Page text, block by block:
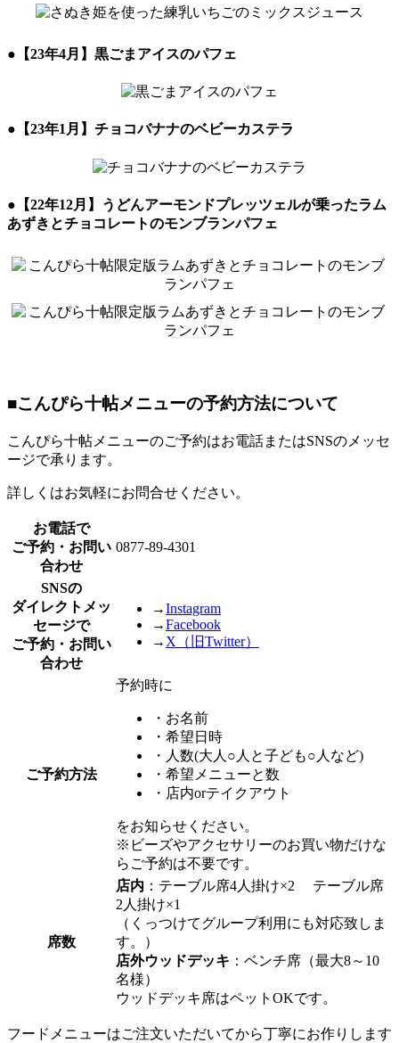
● 【23年4月】黒ごまアイスのパフェ
● 【23年1月】チョコバナナのベビーカステラ
● 【22年12月】うどんアーモンドプレッツェルが乗ったラム
あずきとチョコレートのモンブランパフェ
■こんぴら十帖メニューの予約方法について
こんぴら十帖メニューのご予約はお電話またはSNSのメッセ
ージで承ります。
詳しくはお気軽にお問合せください。
お電話で
ご予約・お問い
合わせ
0877-89-4301
SNSの
ダイレクトメッ
セージで
ご予約・お問い
合わせ
→Instagram
→Facebook
→ X（旧Twitter）
ご予約方法
予約時に
・ お名前
・ 希望日時
・ 人数(大人○人と子ども○人など)
・ 希望メニューと数
・ 店内orテイクアウト
をお知らせください。
※ ビーズやアクセサリーのお買い物だけな
らご予約は不要です。
席数
店内 ：テーブル席4人掛け×2 テーブル席
2人掛け×1
（くっつけてグループ利用にも対応致しま
す。）
店外ウッドデッキ ：ベンチ席（最大8～10
名様）
ウッドデッキ席はペットOKです。
フードメニューはご注文いただいてから丁寧にお作りします